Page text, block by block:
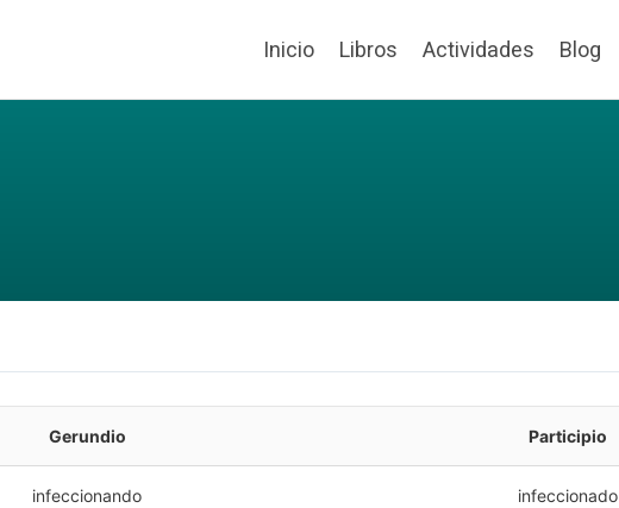
Inicio Libros Actividades Blog
Gerundio Participio
infeccionando infeccionado